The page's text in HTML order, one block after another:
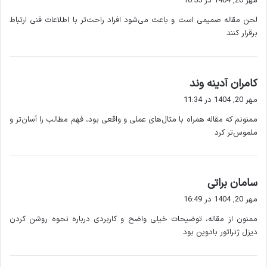
۲. جلوگیری از اضافه بار
احتمالی جلوگیری شود.
۳. بررسی نشتی ها
قبل و بعد از روشن کردن، نشتی سوخت یا روغن باید بررسی شود.
مطمئن شوید دمای موتور در حد استاندارد باشد و فن ها به درستی
کار کنند.
۵. استفاده از دستورالعمل تولیدکننده
:
لحن مقاله صمیمی است و باعث می‌شود افراد راحت‌تر با اطلاعات فنی ارتباط
برقرار کنند
کامران آدینه وند
ف
:
مهر 20, 1404 در 11:34
ممنونم که مقاله همراه با مثال‌های عملی و واقعی بود، فهم مطالب را آسان‌تر و
ملموس‌تر کرد
سامان براتی
:
مهر 20, 1404 در 16:49
ممنون از مقاله، توضیحات خیلی واضح و کاربردی درباره نحوه روشن کردن
دیزل ژنراتور بادوین بود